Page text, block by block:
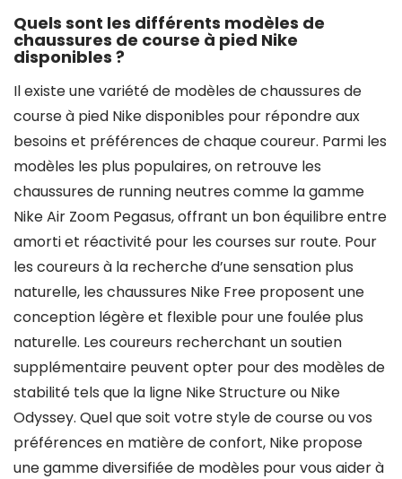
Quels sont les différents modèles de
chaussures de course à pied Nike
disponibles ?
Il existe une variété de modèles de chaussures de
course à pied Nike disponibles pour répondre aux
besoins et préférences de chaque coureur. Parmi les
modèles les plus populaires, on retrouve les
chaussures de running neutres comme la gamme
Nike Air Zoom Pegasus, offrant un bon équilibre entre
amorti et réactivité pour les courses sur route. Pour
les coureurs à la recherche d’une sensation plus
naturelle, les chaussures Nike Free proposent une
conception légère et flexible pour une foulée plus
naturelle. Les coureurs recherchant un soutien
supplémentaire peuvent opter pour des modèles de
stabilité tels que la ligne Nike Structure ou Nike
Odyssey. Quel que soit votre style de course ou vos
préférences en matière de confort, Nike propose
une gamme diversifiée de modèles pour vous aider à